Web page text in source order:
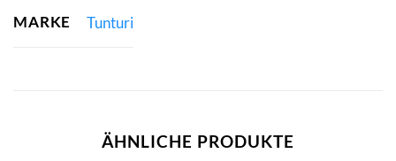
MARKE Tunturi
ÄHNLICHE PRODUKTE